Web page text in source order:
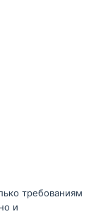
требованиям
и